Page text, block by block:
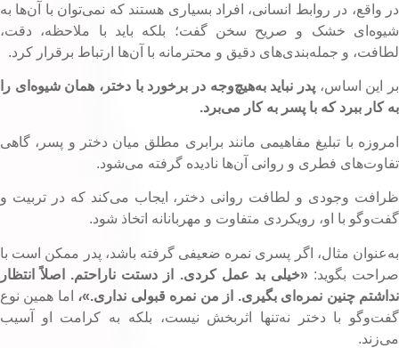
واقع، در روابط انسانی، افراد بسیاری هستند که نمی‌توان با آن‌ها به
خشک و صریح سخن گفت؛ بلکه باید با ملاحظه، دقت،
و جمله‌بندی‌های دقیق و محترمانه با آن‌ها ارتباط برقرار کرد.
این اساس، پدر نباید به‌هیچ‌وجه در برخورد با دختر، همان شیوه‌ای را
کار ببرد که با پسر به کار می‌برد.
با تبلیغ مفاهیمی مانند برابری مطلق میان دختر و پسر، گاهی
فطری و روانی آن‌ها نادیده گرفته می‌شود.
وجودی و لطافت روانی دختر، ایجاب می‌کند که در تربیت و
با او، رویکردی متفاوت و مهربانانه اتخاذ شود.
مثال، اگر پسری نمره ضعیفی گرفته باشد، پدر ممکن است با
بگوید:«خیلی بد عمل کردی. از دستت ناراحتم. اصلاً انتظار
چنین نمره‌ای بگیری. از من نمره قبولی نداری.»، اما همین نوع
با دختر نه‌تنها اثربخش نیست، بلکه به کرامت او آسیب